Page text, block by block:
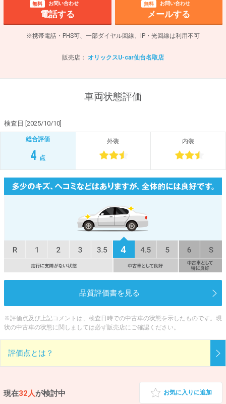
無料 お問い合わせ
電話する
無料 お問い合わせ
メールする
※携帯電話・PHS可、一部ダイヤル回線、IP・光回線は利用不可
販売店： オリックスU-car仙台名取店
車両状態評価
検査日 [2025/10/10]
総合評価
4 点
外装 内装
品質評価書を見る
※評価点及び上記コメントは、検査日時での中古車の状態を示したものです。現
状の中古車の状態に関しましては必ず販売店にご確認ください。
評価点とは？
現在32人が検討中 お気に入りに追加